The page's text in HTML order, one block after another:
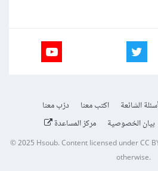
الشائعة اكتب معنا
درّب معنا
بيان الخصوصية مركز المساعدة
© 2025Hsoub.Content licensed underCC
otherwise.